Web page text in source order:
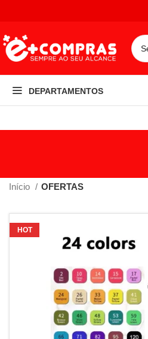
DEPARTAMENTOS
Início OFERTAS
HOT